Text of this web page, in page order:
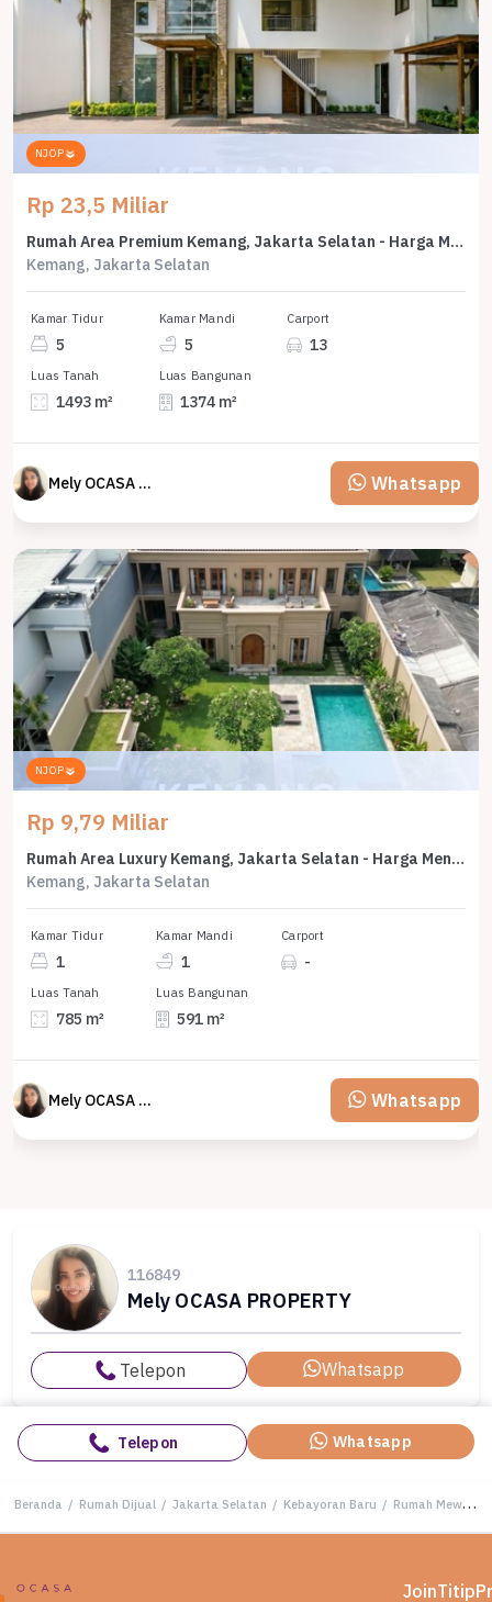
NJOP
Rp 23,5 Miliar
Rumah Area Premium Kemang, Jakarta Selatan - Harga Menarik 23,5 Miliar
Kemang, Jakarta Selatan
Kamar Tidur
5
Kamar Mandi
5
Carport
13
Luas Tanah
1493 m²
Luas Bangunan
1374 m²
Mely OCASA PROPERTY Whatsapp
NJOP
Rp 9,79 Miliar
Rumah Area Luxury Kemang, Jakarta Selatan - Harga Menarik 9,79 Miliar
Kemang, Jakarta Selatan
Kamar Tidur
1
Kamar Mandi
1
Carport
-
Luas Tanah
785 m²
Luas Bangunan
591 m²
Mely OCASA PROPERTY Whatsapp
116849
Mely OCASA PROPERTY
Telepon Whatsapp
Telepon Whatsapp
Beranda / Rumah Dijual / Jakarta Selatan / Kebayoran Baru / Rumah Mewah di Kebayoran Baru, Jakarta Selatan, 7 KT, LT 400m²
JoinTitip